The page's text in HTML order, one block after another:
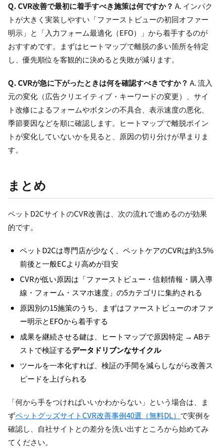
Q. CVR改善で最初に着手すべき施策は何ですか？ A. インパク
トが大きく実装しやすい「ファーストビューの初回オファー
明示」と「入力フォーム最適化（EFO）」から着手するのが
おすすめです。まずはヒートマップで離脱の多い箇所を特定
し、優先順位を客観的に決めると失敗が減ります。
Q. CVRが急に下がったときは何を確認すべきですか？ A. 流入
元の変化（広告クリエイティブ・キーワードの変更）、サイ
ト改修によるフォームやボタンの不具合、表示速度の悪化、
季節要因などを順に確認します。ヒートマップで離脱ポイン
トが変化していないかを見ると、原因の切り分けが早まりま
す。
まとめ
ペットD2CサイトのCVR改善は、次の流れで進めるのが効果
的です。
ペットD2Cは専門店が少なく、ペットケアのCVRは約3.5%
前後と一般ECより高めが目安
CVRが低い原因は「ファーストビュー・信頼情報・購入導
線・フォーム・スマホ速度」の5カテゴリに集約される
原因別の15施策のうち、まずはファーストビューのオファ
ー明示とEFOから着手する
成果を継続させる鍵は、ヒートマップで原因特定 → ABテ
ストで検証するデータドリブンなサイクル
ツールを一本化すれば、検証の手間を減らしながら改善ス
ピードを上げられる
「何から手をつければいいかわからない」という場合は、ま
ずペットグッズサイトCVR改善事例40選（無料DL） で実例を
確認し、自社サイトとの差分を洗い出すところから始めてみ
てください。